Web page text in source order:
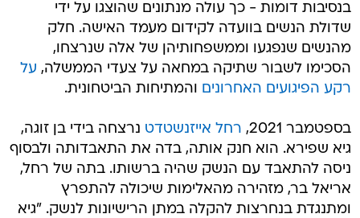
בנסיבות דומות - כך עולה מנתונים שהוצגו על ידי
שדולת הנשים בוועדה לקידום מעמד האישה. חלק
מהנשים שנפגעו וממשפחותיהן של אלה שנרצחו,
הסכימו לשבור שתיקה במחאה על צעדי הממשלה, על
רקע הפיגועים האחרונים והמתיחות הביטחונית.
בספטמבר 2021, רחל אייזנשטדט נרצחה בידי בן זוגה,
גיא שפירא. הוא חנק אותה, בדה את התאבדותה ולבסוף
ניסה להתאבד עם הנשק שהיה ברשותו. בתה של רחל,
אריאל בר, מזהירה מהאלימות שיכולה להתפרץ
ומתנגדת בנחרצות להקלה במתן הרישיונות לנשק. "גיא